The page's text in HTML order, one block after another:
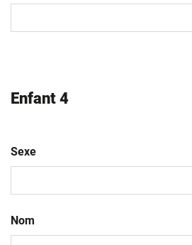
MM
Enfant 4
Sexe
Nom